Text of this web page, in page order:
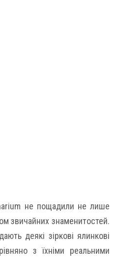
не пощадили не лише
звичайних знаменитостей.
деякі зіркові ялинкові
з їхніми реальними